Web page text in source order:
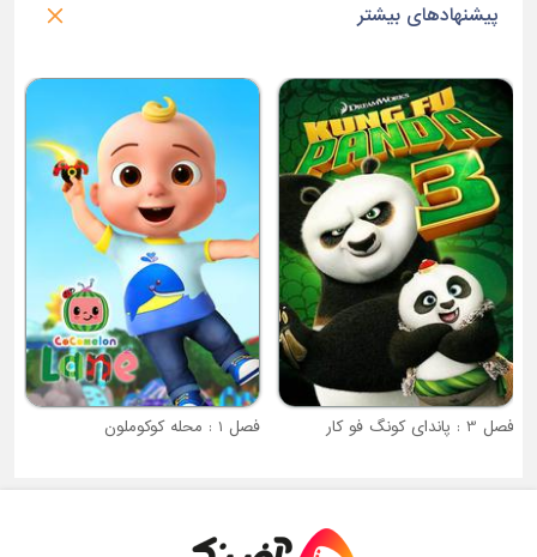
پیشنهادهای بیشتر
فصل 3 : پاندای کونگ فو کار فصل 1 : محله کوکوملون